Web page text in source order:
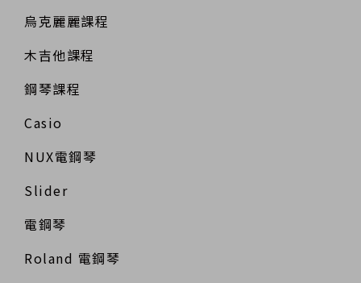
烏克麗麗課程
木吉他課程
鋼琴課程
Casio
NUX電鋼琴
Slider
電鋼琴
Roland 電鋼琴